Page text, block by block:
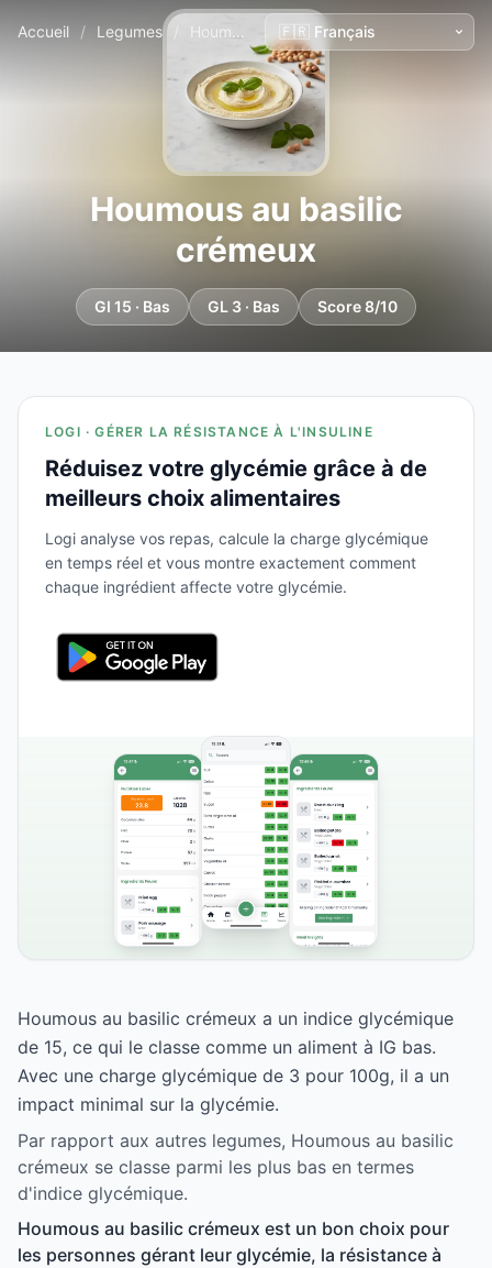
Accueil / Legumes Houmous au basilic crémeux
Houmous au basilic
crémeux
GI 15 · Bas GL 3 · Bas Score 8/10
LOGI · GÉRER LA RÉSISTANCE À L'INSULINE
Réduisez votre glycémie grâce à de
meilleurs choix alimentaires
Logi analyse vos repas, calcule la charge glycémique
en temps réel et vous montre exactement comment
chaque ingrédient affecte votre glycémie.
Houmous au basilic crémeux a un indice glycémique
de 15, ce qui le classe comme un aliment à IG bas.
Avec une charge glycémique de 3 pour 100g, il a un
impact minimal sur la glycémie.
Par rapport aux autres legumes, Houmous au basilic
crémeux se classe parmi les plus bas en termes
d'indice glycémique.
Houmous au basilic crémeux est un bon choix pour
les personnes gérant leur glycémie, la résistance à